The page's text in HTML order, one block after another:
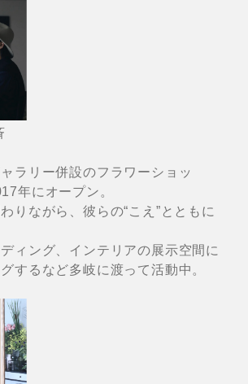
ラリー併設のフラワーショッ
年にオープン。
りながら、彼らの“こえ”とともに
ィング、インテリアの展示空間に
するなど多岐に渡って活動中。